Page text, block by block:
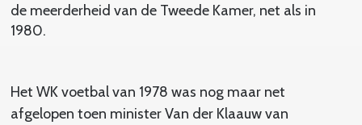
de meerderheid van de Tweede Kamer, net als in
1980.
Het WK voetbal van 1978 was nog maar net
afgelopen toen minister Van der Klaauw van